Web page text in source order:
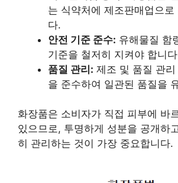
는 식약처에 제조판매업으로
다.
안전 기준 준수: 유해물질 함
기준을 철저히 지켜야 합니
품질 관리: 제조 및 품질 관
을 준수하여 일관된 품질을
화장품은 소비자가 직접 피부에 바
있으므로, 투명하게 성분을 공개하
히 관리하는 것이 가장 중요합니다.